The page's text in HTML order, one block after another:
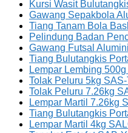
Kursi Wasit
Gawang Sepakbola
Tiang Tanam Bola
Pelindung Badan
Gawang Futsal
Tiang Bulutangkis
Lempar Lembing
Tolak Peluru 5kg
Tolak Peluru 7.26kg
Lempar Martil 7.26kg
Tiang Bulutangkis
Lempar Martil 4kg